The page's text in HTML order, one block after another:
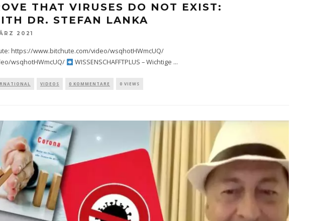
THAT VIRUSES DO NOT EXIST:
DR. STEFAN LANKA
2021
https://www.bitchute.com/video/wsqhotHWmcUQ/
wsqhotHWmcUQ/
WISSENSCHAFFTPLUS – Wichtige ...
VIDEOS 0 KOMMENTARE 0 VIEWS